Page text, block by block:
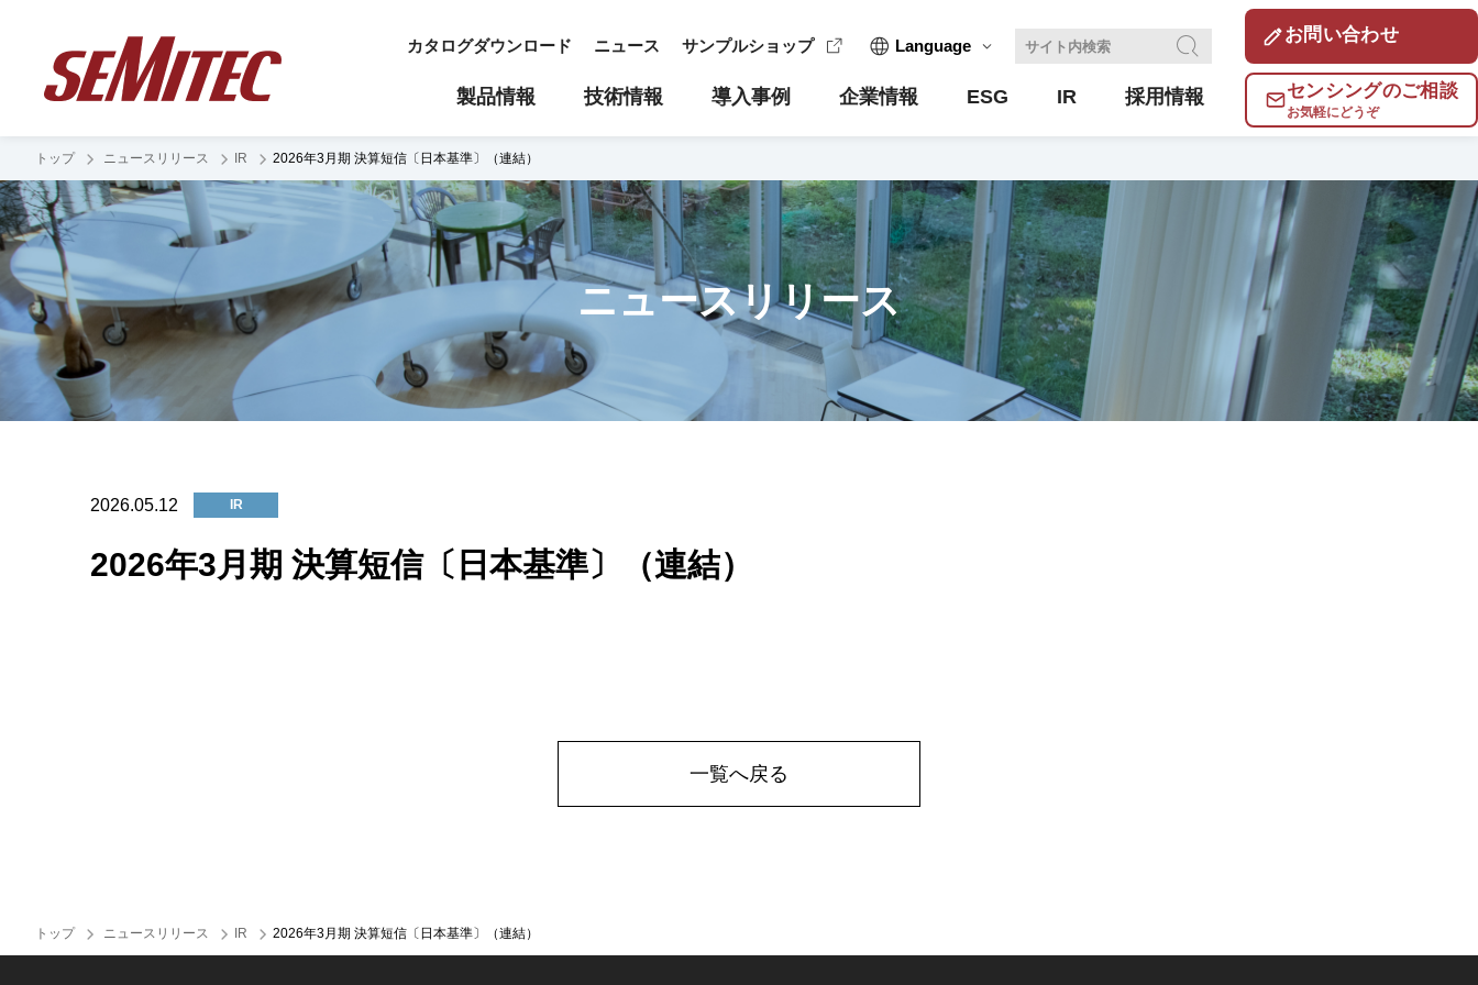
カタログダウンロード ニュース サンプルショップ Language
製品情報
製品カテゴリ
温度センサ
光センサ
風速センサ
サージアブソーバ
パワーサーミスタ
NEXT製品 TOPICS
超精密高速温度センサ
超低温用サーミスタセンサ
風速センサ
気圧センサ
モータ用角形センサ(開発中)
インフォメーション
製品選定
サーミスタを応用したセンシング
Q&A
コラム
サーミスタとは？
風速センサとは？ ～種類と選び方、最新の動
向まで～
非接触温度センシングについて
～センサの原理、特長、使い方～
技術情報
開発・提案
薄膜サーミスタ
医療用温度センサ
共創パートナー
アグリセンサ開発試験場
導入事例
導入事例 製品用途例
企業情報
会社概要
代表インタビュー
基本理念
沿革
営業拠点/代理店・取扱店
生産拠点
内部統制基本方針
品質保証体制
ESG
ESGへの取り組み CSRへの取り組み 環境への取り組み(千葉工場)
IR
財務ハイライト
業績ハイライト
財政ハイライト
キャッシュ・フローの状況
配当状況
IRライブラリー
決算短信
適時開示書類
有価証券報告書
決算説明会・決算概要資料
事業の内容
株主メモ
株価情報
採用情報
お問い合わせ
センシングのご相談
お気軽にどうぞ
トップ ニュースリリース IR 2026年3月期 決算短信〔日本基準〕（連結）
ニュースリリース
2026.05.12 IR
2026年3月期 決算短信〔日本基準〕（連結）
一覧へ戻る
トップ ニュースリリース IR 2026年3月期 決算短信〔日本基準〕（連結）